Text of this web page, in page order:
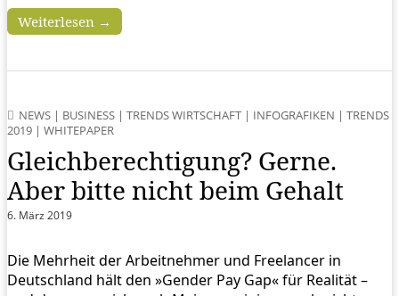
Weiterlesen →
NEWS | BUSINESS | TRENDS WIRTSCHAFT | INFOGRAFIKEN | TRENDS
2019 | WHITEPAPER
Gleichberechtigung? Gerne.
Aber bitte nicht beim Gehalt
6. März 2019
Die Mehrheit der Arbeitnehmer und Freelancer in
Deutschland hält den »Gender Pay Gap« für Realität –